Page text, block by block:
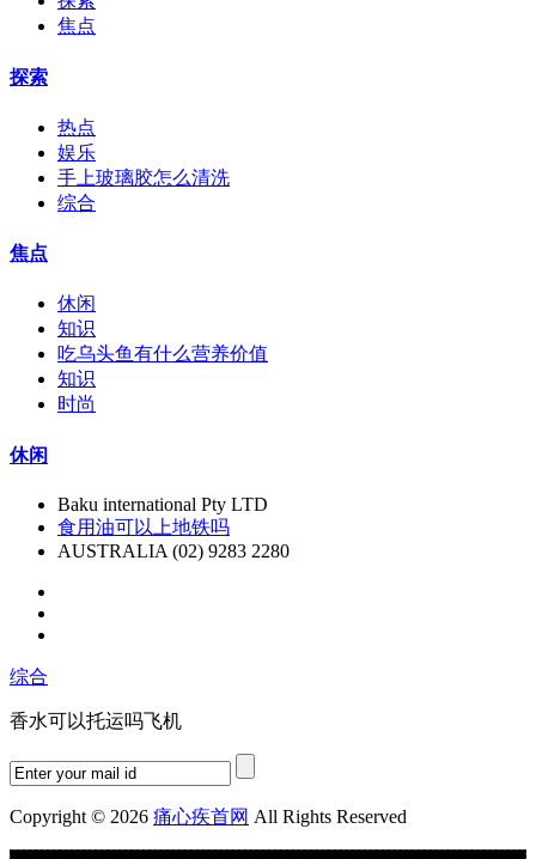
焦点
探索
热点
娱乐
手上玻璃胶怎么清洗
综合
焦点
休闲
知识
吃乌头鱼有什么营养价值
知识
时尚
休闲
Baku international Pty LTD
食用油可以上地铁吗
AUSTRALIA (02) 9283 2280
综合
香水可以托运吗飞机
Copyright © 2026 痛心疾首网 All Rights Reserved